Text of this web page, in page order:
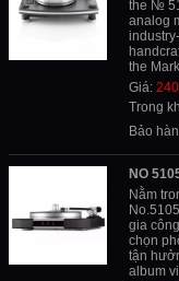
the №
analog
the
Giá:
Trong
Bảo
NO
Nằm
gia
chọn
tận
album